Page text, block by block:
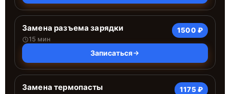
Замена разъема зарядки
15 мин
1500 ₽
Записаться
Замена термопасты 1175 ₽